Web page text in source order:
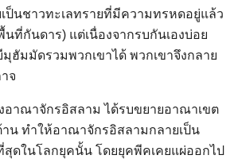
ป็นชาวทะเลทรายที่มีความทรหดอยู่แล้ว
นที่กันดาร) แต่เนื่องจากรบกันเองบ่อย
ฮัมมัดรวมพวกเขาได้ พวกเขาจึงกลาย
จ
อาณาจักรอิสลาม ได้รบขยายอาณาเขต
าน ทำให้อาณาจักรอิสลามกลายเป็น
ดในโลกยุคนั้น โดยยุคพีคเคยแผ่ออกไป